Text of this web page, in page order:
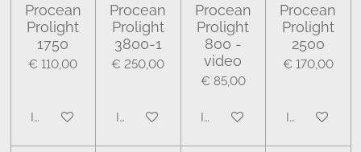
Procean
Prolight
1750
€ 110,00
In winkelwagen
Procean
Prolight
3800-1
€ 250,00
In winkelwagen
Procean
Prolight
800 -
video
€ 85,00
In winkelwagen
Procean
Prolight
2500
€ 170,00
In